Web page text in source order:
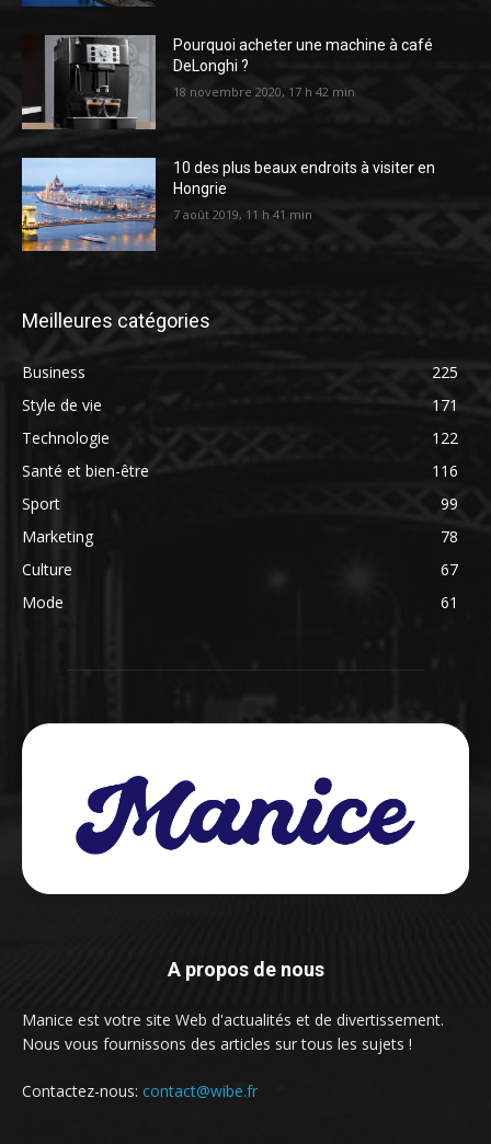
Pourquoi acheter une machine à café
DeLonghi ?
18 novembre 2020, 17 h 42 min
10 des plus beaux endroits à visiter en
Hongrie
7 août 2019, 11 h 41 min
Meilleures catégories
Business
225
Style de vie
171
Technologie
122
Santé et bien-être
116
Sport
99
Marketing
78
Culture
67
Mode
61
A propos de nous
Manice est votre site Web d'actualités et de divertissement.
Nous vous fournissons des articles sur tous les sujets !
Contactez-nous: contact@wibe.fr